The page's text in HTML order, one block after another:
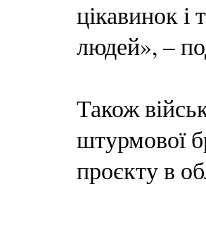
цікавинок
людей», –
Також
штурмової
проєкту в